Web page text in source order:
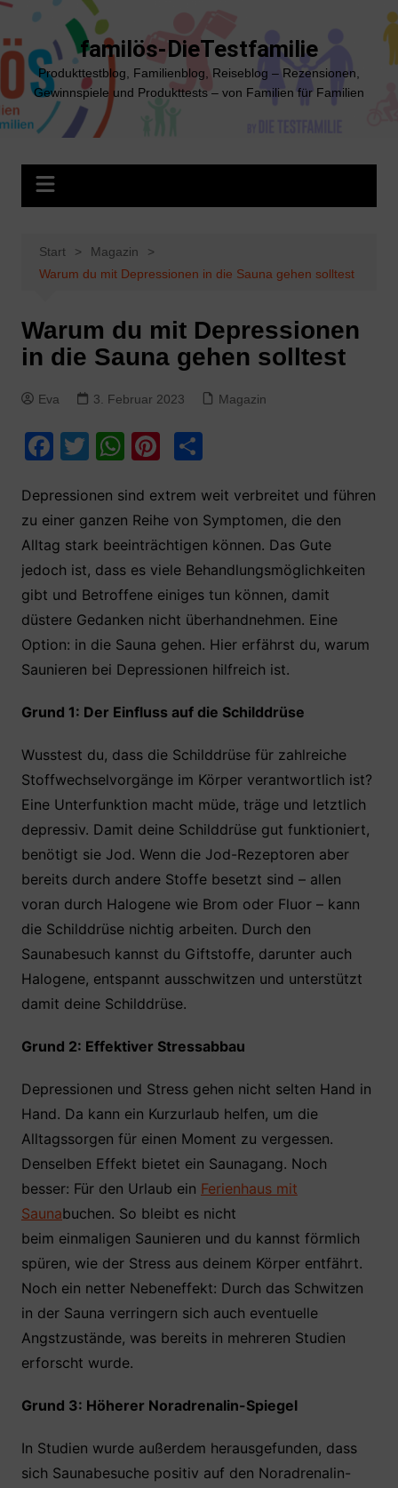
Zum
springen
familös-DieTestfamilie
Produkttestblog, Familienblog, Reiseblog – Rezensionen,
Gewinnspiele und Produkttests – von Familien für Familien
Start
Magazin
Warum du mit Depressionen in die Sauna gehen solltest
Warum du mit Depressionen
in die Sauna gehen solltest
Eva 3. Februar 2023 Magazin
F
c
e
b
o
o
k
T
itt
er
W
at
s
A
p
p
Pi
er
e
st
T
le
n
Depressionen sind extrem weit verbreitet und führen
zu einer ganzen Reihe von Symptomen, die den
Alltag stark beeinträchtigen können. Das Gute
jedoch ist, dass es viele Behandlungsmöglichkeiten
gibt und Betroffene einiges tun können, damit
düstere Gedanken nicht überhandnehmen. Eine
Option: in die Sauna gehen. Hier erfährst du, warum
Saunieren bei Depressionen hilfreich ist.
Grund 1: Der Einfluss auf die Schilddrüse
Wusstest du, dass die Schilddrüse für zahlreiche
Stoffwechselvorgänge im Körper verantwortlich ist?
Eine Unterfunktion macht müde, träge und letztlich
depressiv. Damit deine Schilddrüse gut funktioniert,
benötigt sie Jod. Wenn die Jod-Rezeptoren aber
bereits durch andere Stoffe besetzt sind – allen
voran durch Halogene wie Brom oder Fluor – kann
die Schilddrüse nichtig arbeiten. Durch den
Saunabesuch kannst du Giftstoffe, darunter auch
Halogene, entspannt ausschwitzen und unterstützt
damit deine Schilddrüse.
Grund 2: Effektiver Stressabbau
Depressionen und Stress gehen nicht selten Hand in
Hand. Da kann ein Kurzurlaub helfen, um die
Alltagssorgen für einen Moment zu vergessen.
Denselben Effekt bietet ein Saunagang. Noch
besser: Für den Urlaub ein Ferienhaus mit
Saunabuchen. So bleibt es nicht
beim einmaligen Saunieren und du kannst förmlich
spüren, wie der Stress aus deinem Körper entfährt.
Noch ein netter Nebeneffekt: Durch das Schwitzen
in der Sauna verringern sich auch eventuelle
Angstzustände, was bereits in mehreren Studien
erforscht wurde.
Grund 3: Höherer Noradrenalin-Spiegel
In Studien wurde außerdem herausgefunden, dass
sich Saunabesuche positiv auf den Noradrenalin-